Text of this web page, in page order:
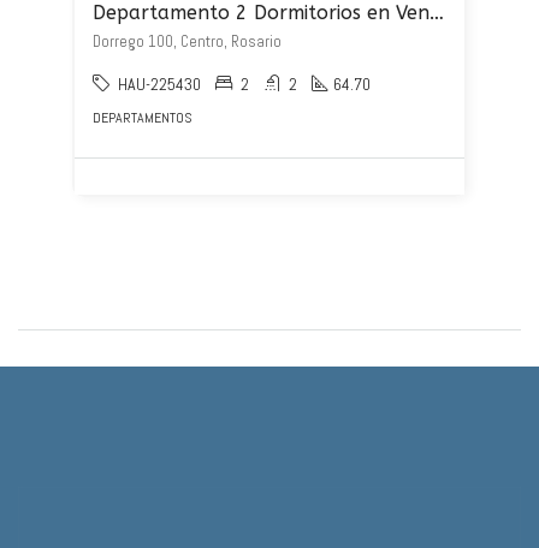
Departamento 2 Dormitorios en Venta – Dorrego 100
Dorrego 100, Centro, Rosario
HAU-225430 2 2 64.70
DEPARTAMENTOS